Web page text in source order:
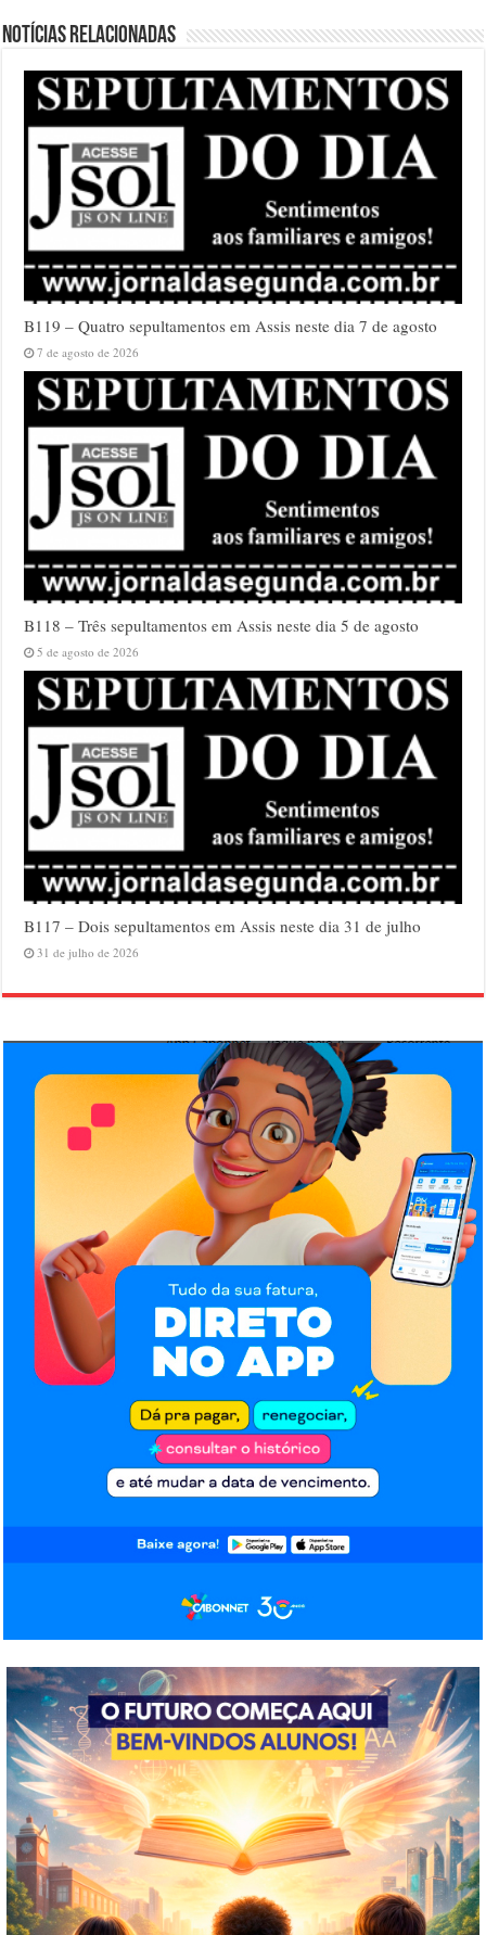
Notícias relacionadas
B119 – Quatro sepultamentos em Assis neste dia 7 de agosto
7 de agosto de 2026
B118 – Três sepultamentos em Assis neste dia 5 de agosto
5 de agosto de 2026
B117 – Dois sepultamentos em Assis neste dia 31 de julho
31 de julho de 2026